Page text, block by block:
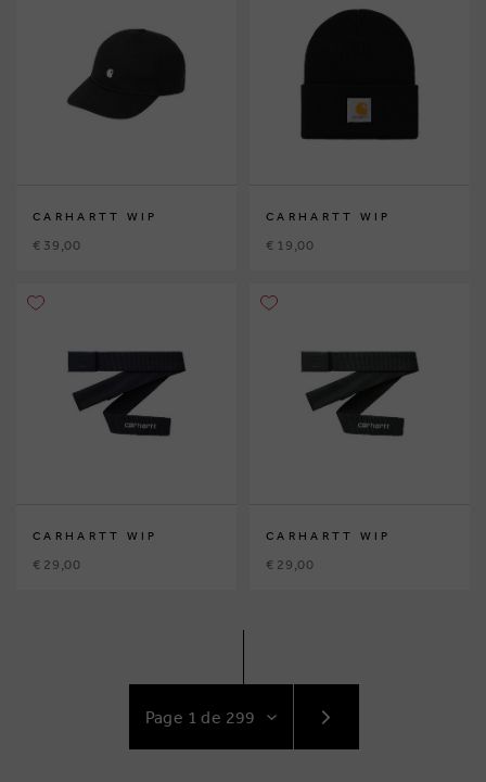
CARHARTT WIP
€ 39,00
CARHARTT WIP
€ 19,00
CARHARTT WIP
€ 29,00
CARHARTT WIP
€ 29,00
AU
SUIVANT